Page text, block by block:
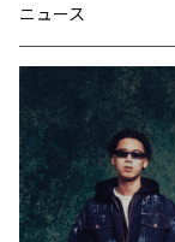
ニュース